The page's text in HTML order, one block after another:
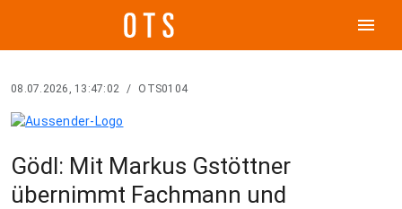
menu
08.07.2026, 13:47:02 / OTS0104
Gödl: Mit Markus Gstöttner
übernimmt Fachmann und